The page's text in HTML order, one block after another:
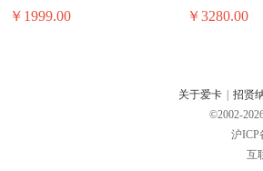
￥1999.00 ￥3280.00
关于爱卡 招贤
©2002-
沪ICP
互